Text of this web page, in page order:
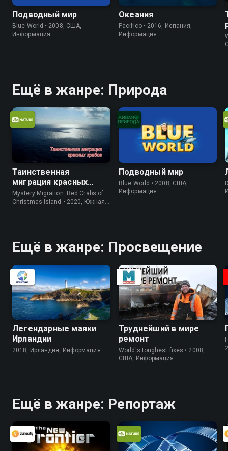
Подводный мир
Blue World • 2008, США,
Информация
Океания
Pacifico • 2016, Испания,
Информация
Ещё в жанре: Природа
Таинственная
миграция красных
крабов
Mystery Migration: Red Crabs of
Christmas Island • 2020, Южная
Подводный мир
Blue World • 2008, США,
Информация
Ещё в жанре: Просвещение
Легендарные маяки
Ирландии
2018, Ирландия, Информация
Труднейший в мире
ремонт
World's toughest fixes • 2008,
США, Информация
Ещё в жанре: Репортаж